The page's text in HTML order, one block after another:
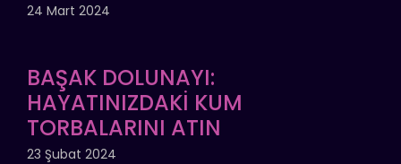
24 Mart 2024
BAŞAK DOLUNAYI:
HAYATINIZDAKİ KUM
TORBALARINI ATIN
23 Şubat 2024